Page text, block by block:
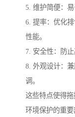
5. 维护简便：
6. 提率：优化
性能。
7. 安全性：防
8. 外观设计：
调。
这些特点使得
环境保护的重要